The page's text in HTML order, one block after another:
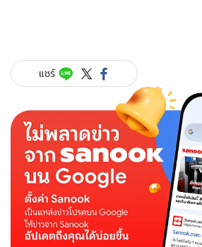
แชร์